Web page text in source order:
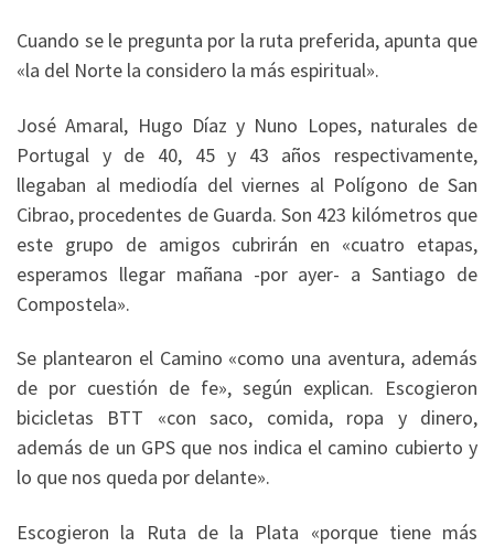
Cuando se le pregunta por la ruta preferida, apunta que
«la del Norte la considero la más espiritual».
José Amaral, Hugo Díaz y Nuno Lopes, naturales de
Portugal y de 40, 45 y 43 años respectivamente,
llegaban al mediodía del viernes al Polígono de San
Cibrao, procedentes de Guarda. Son 423 kilómetros que
este grupo de amigos cubrirán en «cuatro etapas,
esperamos llegar mañana -por ayer- a Santiago de
Compostela».
Se plantearon el Camino «como una aventura, además
de por cuestión de fe», según explican. Escogieron
bicicletas BTT «con saco, comida, ropa y dinero,
además de un GPS que nos indica el camino cubierto y
lo que nos queda por delante».
Escogieron la Ruta de la Plata «porque tiene más